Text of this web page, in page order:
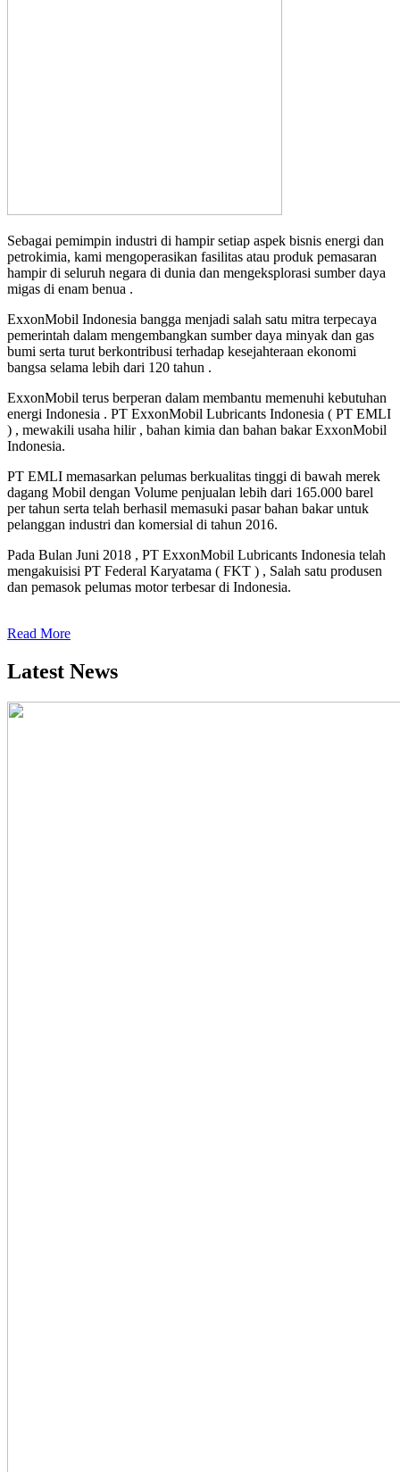
Sebagai pemimpin industri di hampir setiap aspek bisnis energi dan
petrokimia, kami mengoperasikan fasilitas atau produk pemasaran
hampir di seluruh negara di dunia dan mengeksplorasi sumber daya
migas di enam benua .
ExxonMobil Indonesia bangga menjadi salah satu mitra terpecaya
pemerintah dalam mengembangkan sumber daya minyak dan gas
bumi serta turut berkontribusi terhadap kesejahteraan ekonomi
bangsa selama lebih dari 120 tahun .
ExxonMobil terus berperan dalam membantu memenuhi kebutuhan
energi Indonesia . PT ExxonMobil Lubricants Indonesia ( PT EMLI
) , mewakili usaha hilir , bahan kimia dan bahan bakar ExxonMobil
Indonesia.
PT EMLI memasarkan pelumas berkualitas tinggi di bawah merek
dagang Mobil dengan Volume penjualan lebih dari 165.000 barel
per tahun serta telah berhasil memasuki pasar bahan bakar untuk
pelanggan industri dan komersial di tahun 2016.
Pada Bulan Juni 2018 , PT ExxonMobil Lubricants Indonesia telah
mengakuisisi PT Federal Karyatama ( FKT ) , Salah satu produsen
dan pemasok pelumas motor terbesar di Indonesia.
Read More
Latest News